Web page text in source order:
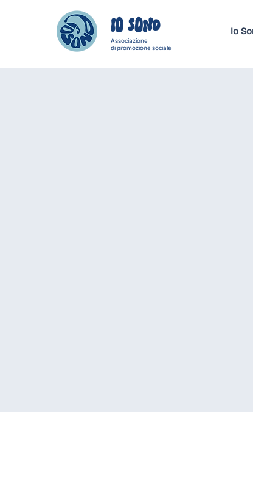
IO SONo
Associazione
di promozione sociale
Io